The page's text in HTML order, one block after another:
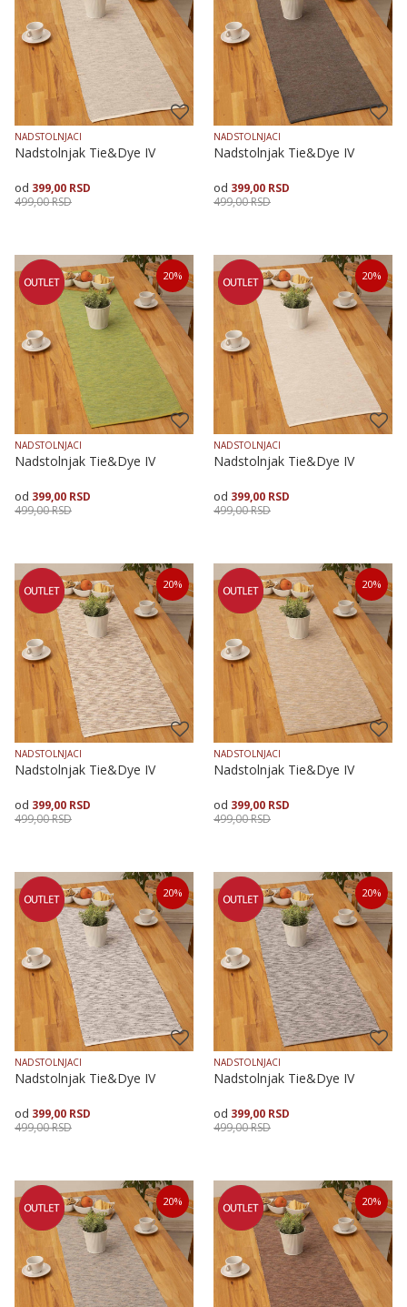
NADSTOLNJACI
Nadstolnjak Tie&Dye IV
399,00 RSD
499,00RSD
Veličina
35X135 50X90
Dodaj u korpu
NADSTOLNJACI
Nadstolnjak Tie&Dye IV
399,00 RSD
499,00RSD
Veličina
35X135 50X90
Dodaj u korpu
20%
NADSTOLNJACI
Nadstolnjak Tie&Dye IV
399,00 RSD
499,00RSD
Veličina
35X135 50X90
Dodaj u korpu
20%
NADSTOLNJACI
Nadstolnjak Tie&Dye IV
399,00 RSD
499,00RSD
Veličina
35X135 50X90
Dodaj u korpu
20%
NADSTOLNJACI
Nadstolnjak Tie&Dye IV
399,00 RSD
499,00RSD
Veličina
35X135 50X90
Dodaj u korpu
20%
NADSTOLNJACI
Nadstolnjak Tie&Dye IV
399,00 RSD
499,00RSD
Veličina
35X135 50X90
Dodaj u korpu
20%
NADSTOLNJACI
Nadstolnjak Tie&Dye IV
399,00 RSD
499,00RSD
Veličina
35X135 50X90
Dodaj u korpu
20%
NADSTOLNJACI
Nadstolnjak Tie&Dye IV
399,00 RSD
499,00RSD
Veličina
35X135 50X90
Dodaj u korpu
20% 20%